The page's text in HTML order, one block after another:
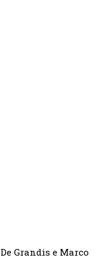
Grandis e Marco